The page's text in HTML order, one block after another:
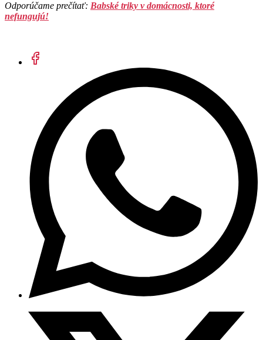
Odporúčame prečítať: Babské triky v domácnosti, ktoré
nefungujú!